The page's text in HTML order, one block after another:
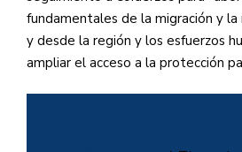
fundamentales de la migración y la
y desde la región y los esfuerzos
ampliar el acceso a la protección